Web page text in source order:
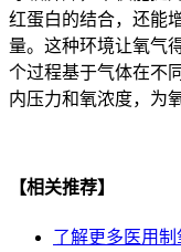
红蛋白的结合，还能
量。这种环境让氧气
个过程基于气体在不
内压力和氧浓度，为
【相关推荐】
了解更多 医用